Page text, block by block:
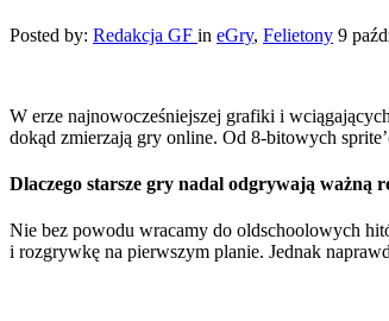
Posted by: Redakcja GF in eGry, Felietony 9
W erze najnowocześniejszej grafiki i
dokąd zmierzają gry online. Od 8-bitowych
Dlaczego starsze gry nadal odgrywają ważną
Nie bez powodu wracamy do oldschoolowych
i rozgrywkę na pierwszym planie. Jednak